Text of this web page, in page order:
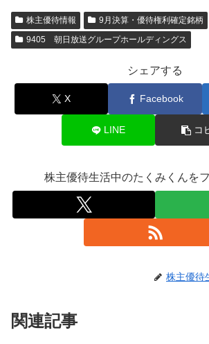
株主優待情報
9月決算・優待権利確定銘柄
9405 朝日放送グループホールディングス
シェアする
X Facebook
LINE コ
株主優待生活中のたくみくんを
株主優待
関連記事